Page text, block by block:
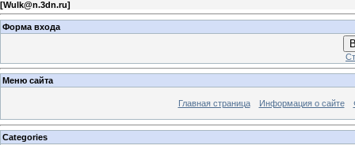
[Wulk@n.3dn.ru]
Форма входа
Меню сайта
Главная страница Информация о сайте
Categories